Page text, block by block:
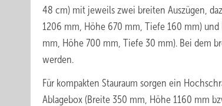
48 cm) mit jeweils zwei breiten Auszügen,
1206 mm, Höhe 670 mm, Tiefe 160 mm)
mm, Höhe 700 mm, Tiefe 30 mm). Bei dem
werden.
Für kompakten Stauraum sorgen ein
Ablagebox (Breite 350 mm, Höhe 1160 mm